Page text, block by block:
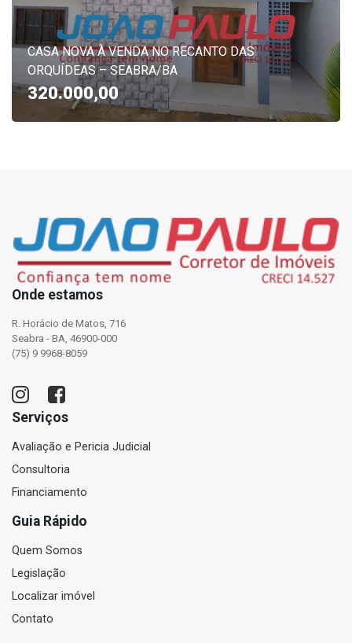
CASA NOVA À VENDA NO RECANTO DAS
ORQUÍDEAS – SEABRA/BA
320.000,00
Onde estamos
R. Horácio de Matos, 716
Seabra - BA, 46900-000
(75) 9 9968-8059
Serviços
Avaliação e Pericia Judicial
Consultoria
Financiamento
Guia Rápido
Quem Somos
Legislação
Localizar imóvel
Contato